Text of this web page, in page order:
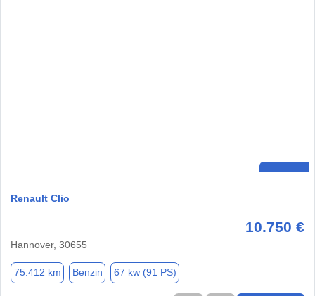
Renault Clio
10.750 €
Hannover, 30655
75.412 km Benzin 67 kw (91 PS)